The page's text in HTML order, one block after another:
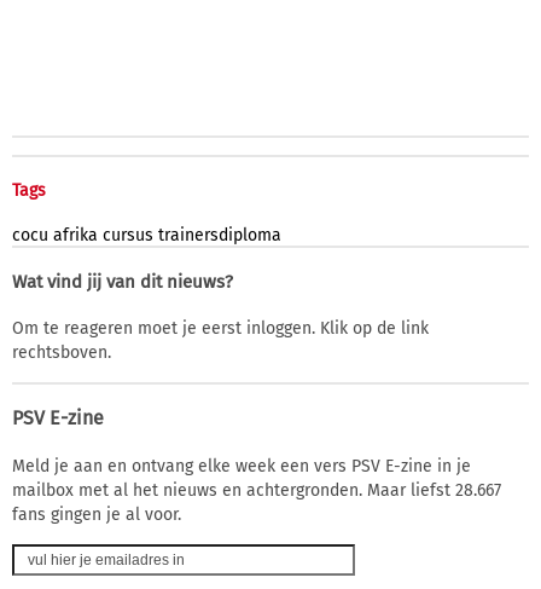
Tags
cocu afrika cursus trainersdiploma
Wat vind jij van dit nieuws?
Om te reageren moet je eerst inloggen. Klik op de link
rechtsboven.
PSV E-zine
Meld je aan en ontvang elke week een vers PSV E-zine in je
mailbox met al het nieuws en achtergronden. Maar liefst 28.667
fans gingen je al voor.